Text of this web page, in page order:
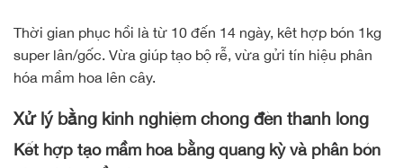
Thời gian phục hồi là từ 10 đến 14 ngày, kêt hợp bón 1kg
super lân/gốc. Vừa giúp tạo bộ rễ, vừa gửi tín hiệu phân
hóa mầm hoa lên cây.
Xử lý bằng kinh nghiệm chong đèn thanh long
Kết hợp tạo mầm hoa bằng quang kỳ và phân bón